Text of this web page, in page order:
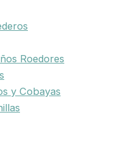
Roedores
y Cobayas